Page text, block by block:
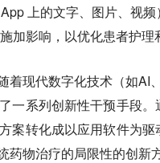
上的文字、图片、视
影响，以优化患者护理
着现代数字化技术（如AI
一系列创新性干预手段。
案转化成以应用软件为
物治疗的局限性的创新方